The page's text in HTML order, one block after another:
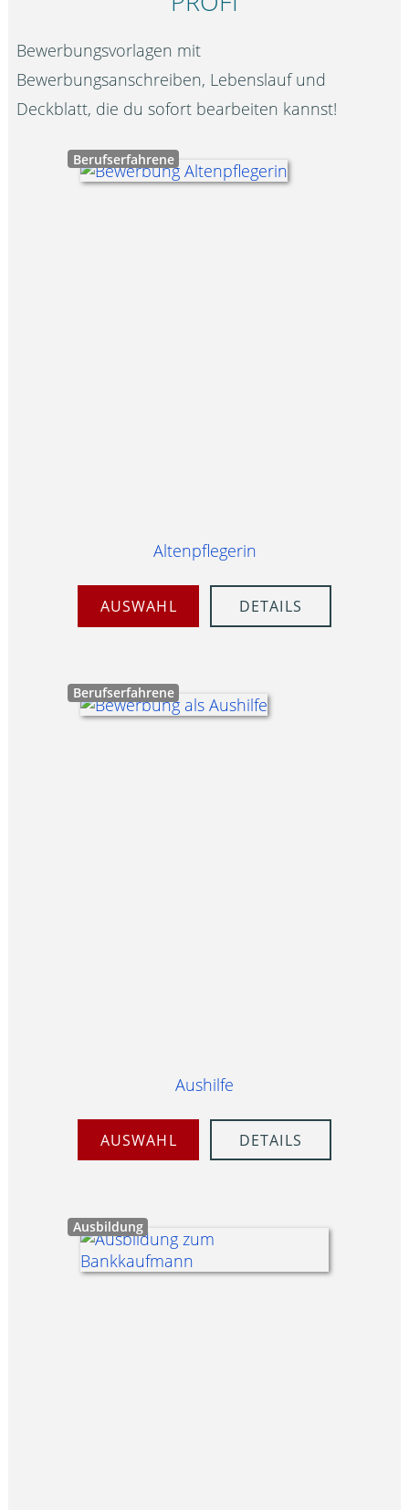
Bewerbungsvorlagen mit
Bewerbungsanschreiben, Lebenslauf und
Deckblatt, die du sofort bearbeiten kannst!
Berufserfahrene
Altenpflegerin
AUSWAHL DETAILS
Berufserfahrene
Aushilfe
AUSWAHL DETAILS
Ausbildung